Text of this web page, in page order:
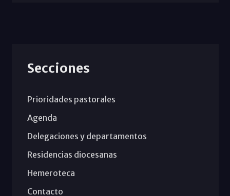
Secciones
Prioridades pastorales
Agenda
Delegaciones y departamentos
Residencias diocesanas
Hemeroteca
Contacto